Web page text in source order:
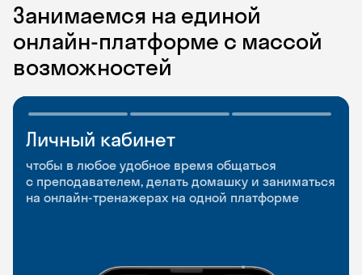
Занимаемся на единой
онлайн-платформе с массой
возможностей
Личный кабинет
чтобы в любое удобное время общаться
с преподавателем, делать домашку и заниматься
на онлайн-тренажерах на одной платформе
Мобильное
приложение
чтобы заниматься и изучать новые слова где
и когда удобно
Разговорные клубы
и Talks
Групповые занятия для разговорной практики
и индивидуальные встречи с преподавателями